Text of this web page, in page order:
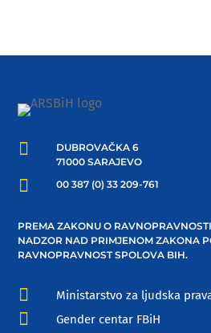

DUBROVAČKA 6
71000 SARAJEVO
 00 387 (0) 33 209-761
PREMA ZAKONU O
NADZOR NAD PRIMJENOM ZAKONA
RAVNOPRAVNOST SPOLOVA BIH.
 Ministarstvo za ljudska
 Gender centar FBiH